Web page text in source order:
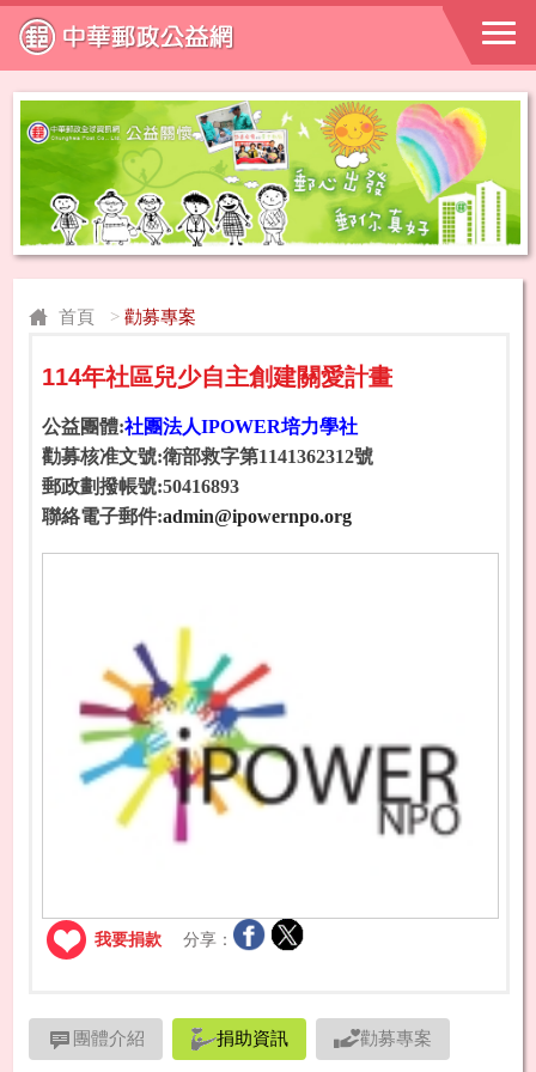
首頁 > 勸募專案
114年社區兒少自主創建關愛計畫
公益團體:社團法人IPOWER培力學社
勸募核准文號:衛部救字第1141362312號
郵政劃撥帳號:50416893
聯絡電子郵件:admin@ipowernpo.org
我要捐款 分享：
團體介紹 捐助資訊 勸募專案